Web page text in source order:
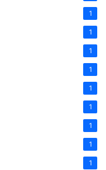
1
1
1
1
1
1
1
1
1